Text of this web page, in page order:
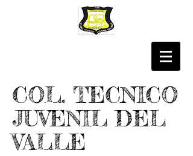
COL. TECNICO
JUVENIL DEL
VALLE